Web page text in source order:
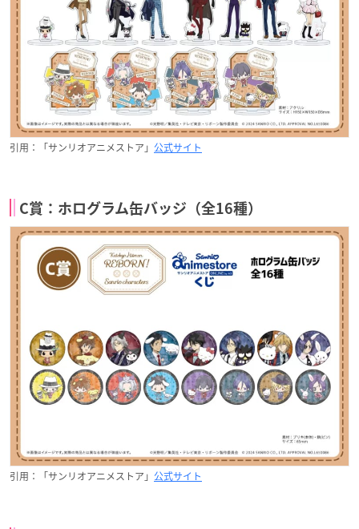
引用：「サンリオアニメストア」 公式サイト
C賞：ホログラム缶バッジ（全16種）
引用：「サンリオアニメストア」 公式サイト